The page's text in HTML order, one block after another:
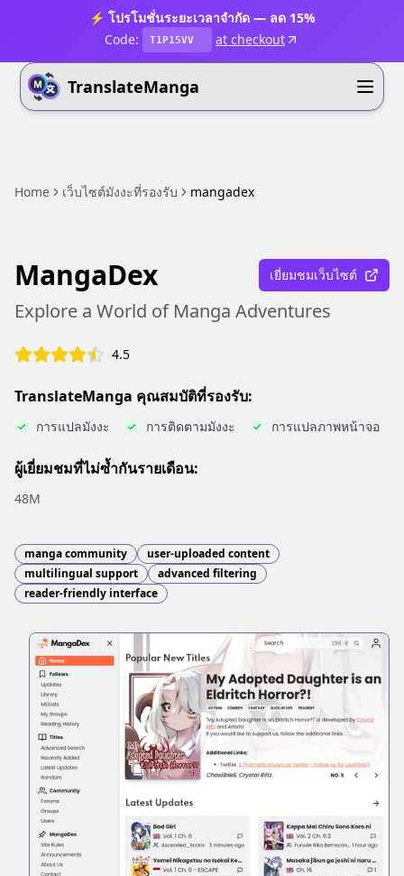
⚡ โปรโมชั่นระยะเวลาจำกัด — ลด 15%
Code:
T1P15VV at checkout
TranslateManga
Home เว็บไซต์มังงะที่รองรับ mangadex
MangaDex เยี่ยมชมเว็บไซต์
Explore a World of Manga Adventures
4.5
TranslateManga คุณสมบัติที่รองรับ:
การแปลมังงะ การติดตามมังงะ การแปลภาพหน้าจอ
ผู้เยี่ยมชมที่ไม่ซ้ำกันรายเดือน:
48M
manga community
user-uploaded content
multilingual support
advanced filtering
reader-friendly interface